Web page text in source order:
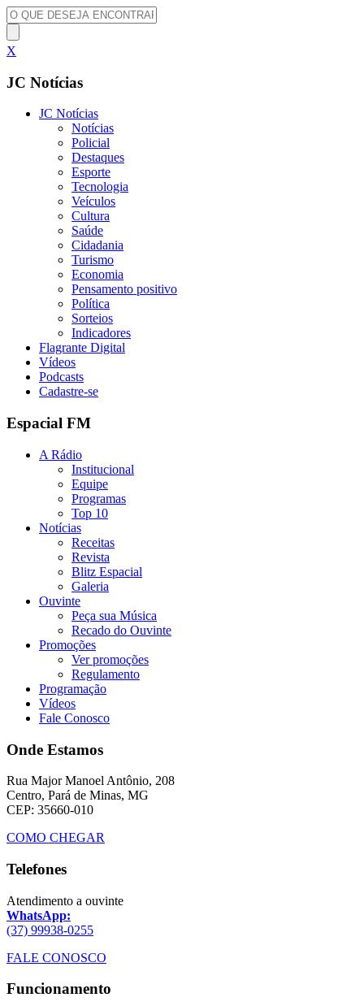
X
JC Notícias
JC Notícias
Notícias
Policial
Destaques
Esporte
Tecnologia
Veículos
Cultura
Saúde
Cidadania
Turismo
Economia
Pensamento positivo
Política
Sorteios
Indicadores
Flagrante Digital
Vídeos
Podcasts
Cadastre-se
Espacial FM
A Rádio
Institucional
Equipe
Programas
Top 10
Notícias
Receitas
Revista
Blitz Espacial
Galeria
Ouvinte
Peça sua Música
Recado do Ouvinte
Promoções
Ver promoções
Regulamento
Programação
Vídeos
Fale Conosco
Onde Estamos
Rua Major Manoel Antônio, 208
Centro, Pará de Minas, MG
CEP: 35660-010
COMO CHEGAR
Telefones
Atendimento a ouvinte
WhatsApp:
(37) 99938-0255
FALE CONOSCO
Funcionamento